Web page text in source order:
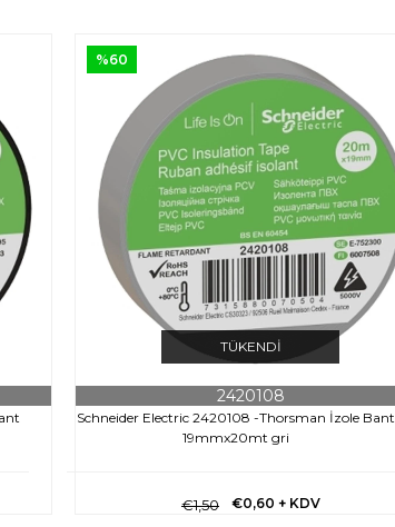
TÜKENDI
Schneider Electric 2420108 -Thorsman İzole Bant
19mmx20mt gri
2420108
€0,60 + KDV
€1,50
%60